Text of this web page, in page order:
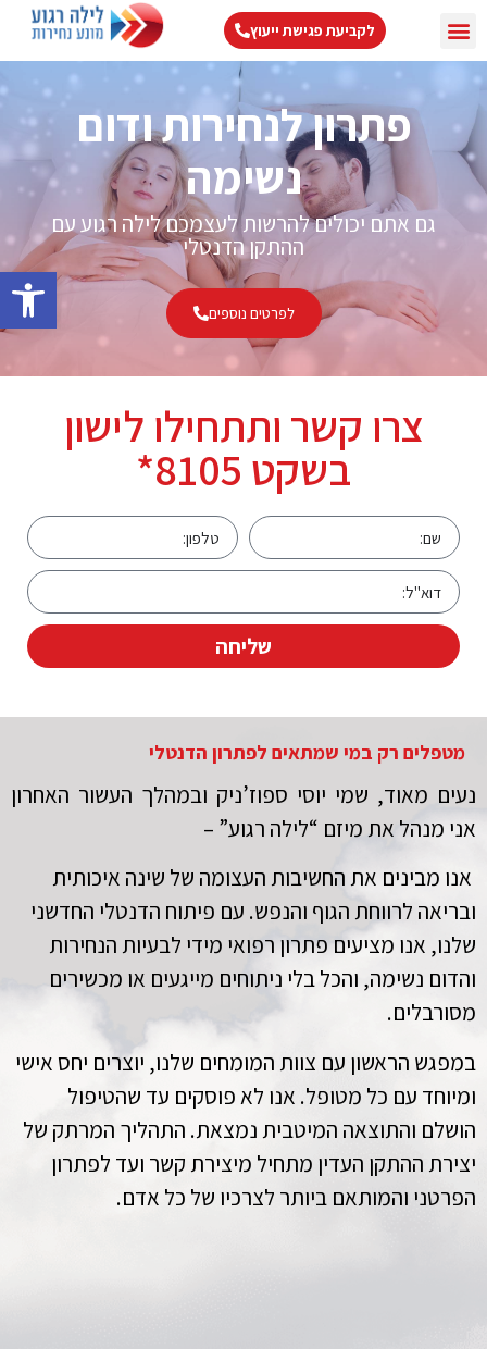
לקביעת פגישת ייעוץ
פתרון לנחירות ודום
נשימה
גם אתם יכולים להרשות לעצמכם לילה רגוע עם
ההתקן הדנטלי
לפרטים נוספים
צרו קשר ותתחילו לישון
בשקט 8105*
שליחה
מטפלים רק במי שמתאים לפתרון הדנטלי
נעים מאוד, שמי יוסי ספוז’ניק ובמהלך העשור האחרון
אני מנהל את מיזם “לילה רגוע” –
אנו מבינים את החשיבות העצומה של שינה איכותית
ובריאה לרווחת הגוף והנפש. עם פיתוח הדנטלי החדשני
שלנו, אנו מציעים פתרון רפואי מידי לבעיות הנחירות
והדום נשימה, והכל בלי ניתוחים מייגעים או מכשירים
מסורבלים.
במפגש הראשון עם צוות המומחים שלנו, יוצרים יחס אישי
ומיוחד עם כל מטופל. אנו לא פוסקים עד שהטיפול
הושלם והתוצאה המיטבית נמצאת. התהליך המרתק של
יצירת ההתקן העדין מתחיל מיצירת קשר ועד לפתרון
הפרטני והמותאם ביותר לצרכיו של כל אדם.
פתח